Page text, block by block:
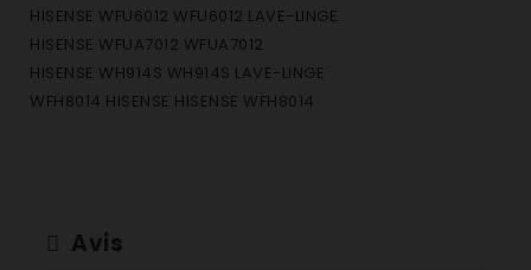
HISENSE WFU6012 WFU6012 LAVE-LINGE
HISENSE WFUA7012 WFUA7012
HISENSE WH914S WH914S LAVE-LINGE
WFH8014 HISENSE HISENSE WFH8014
Avis